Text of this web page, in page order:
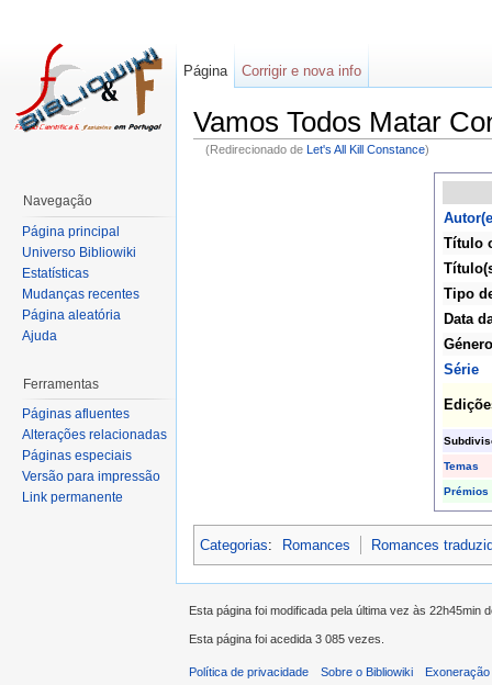
Vamos Todos Matar
(Redirecionado de Let's All Kill Constance)
Título
Tipo
Data
Género
Série
Temas
Prémios
Categorias: Romances Romances
Página Corrigir e nova info
Navegação
Página principal
Universo Bibliowiki
Estatísticas
Mudanças recentes
Página aleatória
Ajuda
Ferramentas
Páginas afluentes
Alterações relacionadas
Páginas especiais
Versão para impressão
Link permanente
Esta página foi modificada pela última vez às 22h45min
Esta página foi acedida 3 085 vezes.
Política de privacidade Sobre o Bibliowiki